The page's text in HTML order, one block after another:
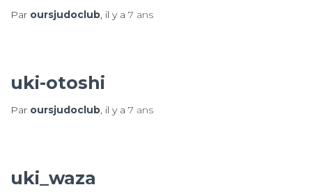
Par oursjudoclub, il y a 7 ans
uki-otoshi
Par oursjudoclub, il y a 7 ans
uki_waza